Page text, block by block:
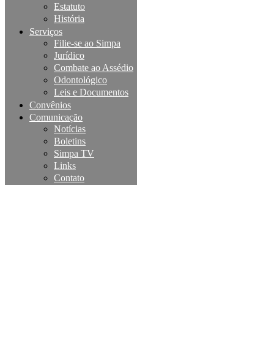
Estatuto
História
Serviços
Filie-se ao Simpa
Jurídico
Combate ao Assédio
Odontológico
Leis e Documentos
Convênios
Comunicação
Notícias
Boletins
Simpa TV
Links
Contato